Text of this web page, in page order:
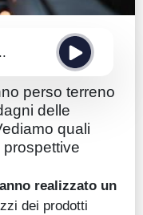
perso terreno
delle
quali
realizzato un
dei prodotti